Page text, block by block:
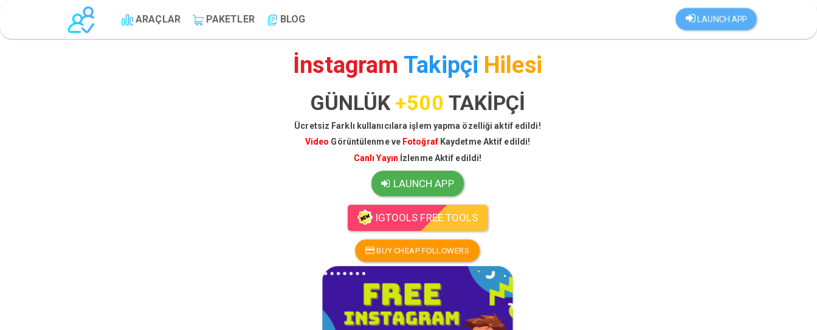
LAUNCH APP
ARAÇLAR PAKETLER BLOG
İnstagram Takipçi Hilesi
GÜNLÜK +500 TAKİPÇİ
Ücretsiz Farklı kullanıcılara işlem yapma özelliği aktif edildi!
Video Görüntülenme ve Fotoğraf Kaydetme Aktif edildi!
Canlı Yayın İzlenme Aktif edildi!
LAUNCH APP
IGTOOLS FREE TOOLS
BUY CHEAP FOLLOWERS